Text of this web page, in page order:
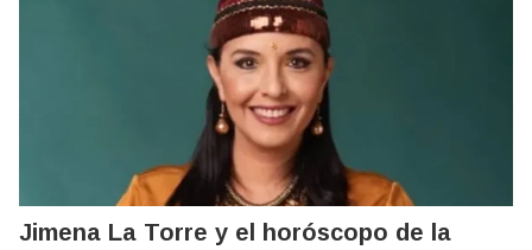
Jimena La Torre y el horóscopo de la